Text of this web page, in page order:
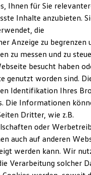
und Updates
ID.
Ihnen für Sie
Inhalte anzubieten.
die
Anzeige zu begrenzen
zu messen und zu
besucht haben
genutzt worden sind.
Identifikation Ihres
Die Informationen
Dritter, wie z.B.
oder
auch auf anderen
werden kann. Wir
Verarbeitung solcher